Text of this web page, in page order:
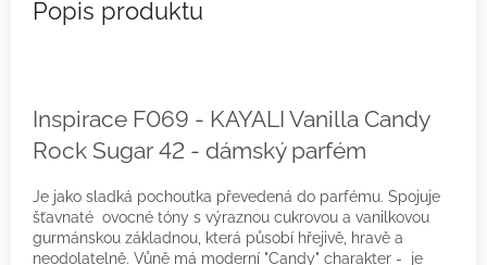
Inspirace F069 - KAYALI Vanilla Candy
Rock Sugar 42 - dámský parfém
Je jako sladká pochoutka převedená do parfému. Spojuje
šťavnaté ovocné tóny s výraznou cukrovou a vanilkovou
gurmánskou základnou, která působí hřejivě, hravě a
neodolatelně. Vůně má moderní "Candy" charakter - je